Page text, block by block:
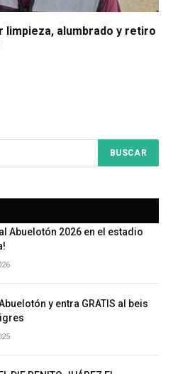
limpieza, alumbrado y retiro
Abuelotón 2026 en el estadio
y entra GRATIS al beis